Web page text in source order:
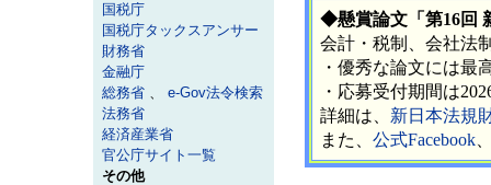
国税庁
国税庁タックスアンサー
財務省
金融庁
総務省、 e-Gov法令検索
法務省
経済産業省
官公庁サイト一覧
その他
◆懸賞論文「第16回
会計・税制、会社法
・優秀な論文には最
・応募受付期間は
詳細は、 新日本法規
また、 公式Facebook